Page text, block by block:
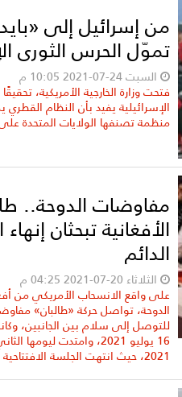
من إسرائيل إلى
تموّل الحرس الثوري
السبت 24-07-2021 10:05 م
فتحت وزارة الخارجية الأمريكية،
الإسرائيلية يفيد بأن النظام
منظمة تصنفها الولايات المتحدة
مفاوضات الدوحة..
الأفغانية تبحثان
الدائم
الثلاثاء 20-07-2021 04:25 م
على واقع الانسحاب الأمريكي من
الدوحة، تواصل حركة «طالبان»
للتوصل إلى سلام بين الجانبين،
2021، حيث انتهت الجلسة الافتتاحية للمباحثات...